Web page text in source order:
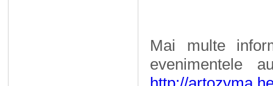
Mai multe
evenimentele